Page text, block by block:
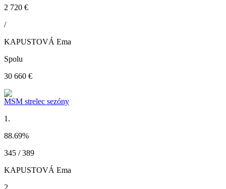
2 720 €
/
KAPUSTOVÁ Ema
Spolu
30 660 €
MSM strelec sezóny
1.
88.69%
345 / 389
KAPUSTOVÁ Ema
2.